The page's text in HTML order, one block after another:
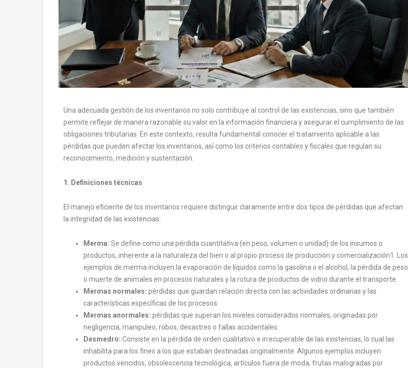
Una adecuada gestión de los inventarios no solo contribuye al control de las existencias, sino que también
permite reflejar de manera razonable su valor en la información financiera y asegurar el cumplimiento de las
obligaciones tributarias. En este contexto, resulta fundamental conocer el tratamiento aplicable a las
pérdidas que pueden afectar los inventarios, así como los criterios contables y fiscales que regulan su
reconocimiento, medición y sustentación.
1. Definiciones técnicas
El manejo eficiente de los inventarios requiere distinguir claramente entre dos tipos de pérdidas que afectan
la integridad de las existencias:
Merma: Se define como una pérdida cuantitativa (en peso, volumen o unidad) de los insumos o
productos, inherente a la naturaleza del bien o al propio proceso de producción y comercialización1 . Los
ejemplos de merma incluyen la evaporación de líquidos como la gasolina o el alcohol, la pérdida de peso
o muerte de animales en procesos naturales y la rotura de productos de vidrio durante el transporte.
Mermas normales: pérdidas que guardan relación directa con las actividades ordinarias y las
características específicas de los procesos.
Mermas anormales: pérdidas que superan los niveles considerados normales, originadas por
negligencia, manipuleo, robos, desastres o fallas accidentales.
Desmedro: Consiste en la pérdida de orden cualitativo e irrecuperable de las existencias, lo cual las
inhabilita para los fines a los que estaban destinadas originalmente. Algunos ejemplos incluyen
productos vencidos, obsolescencia tecnológica, artículos fuera de moda, frutas malogradas por